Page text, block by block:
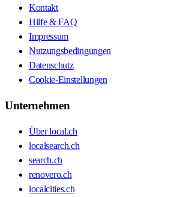
Kontakt
Hilfe & FAQ
Impressum
Nutzungsbedingungen
Datenschutz
Cookie-Einstellungen
Unternehmen
Über local.ch
localsearch.ch
search.ch
renovero.ch
localcities.ch